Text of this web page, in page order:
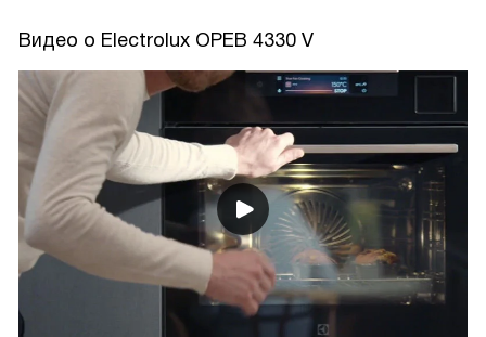
Видео о Electrolux OPEB 4330 V